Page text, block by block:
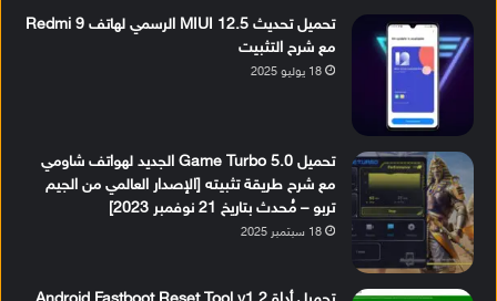
تحميل تحديث MIUI 12.5 الرسمي لهاتف Redmi 9
مع شرح التثبيت
18 يوليو 2025
تحميل Game Turbo 5.0 الجديد لهواتف شاومي
مع شرح طريقة تثبيته [الإصدار العالمي من الجيم
تربو – مُحدث بتاريخ 21 نوفمبر 2023]
18 سبتمبر 2025